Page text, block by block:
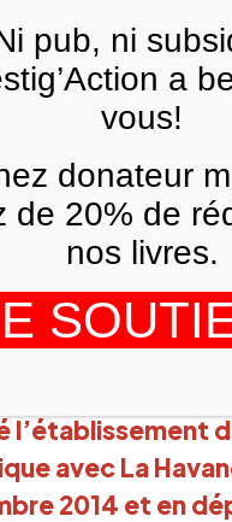
au
13 OCTOBRE 2016
l’établissement
avec La
2014 et en
pub, ni
a
vous!
donateur
de 20% de
nos livres.